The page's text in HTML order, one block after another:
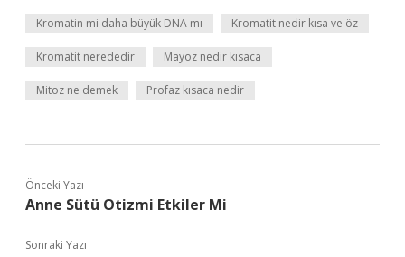
Kromatin mi daha büyük DNA mı Kromatit nedir kısa ve öz
Kromatit nerededir Mayoz nedir kısaca
Mitoz ne demek Profaz kısaca nedir
Önceki Yazı
Anne Sütü Otizmi Etkiler Mi
Sonraki Yazı